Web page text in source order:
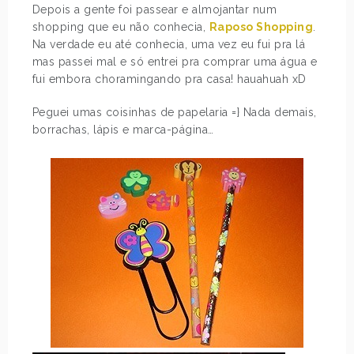
Depois a gente foi passear e almojantar num
shopping que eu não conhecia,
Raposo Shopping
Na verdade eu até conhecia, uma vez eu fui pra lá
mas passei mal e só entrei pra comprar uma água e
fui embora choramingando pra casa! hauahuah xD
Peguei umas coisinhas de papelaria =} Nada demais,
borrachas, lápis e marca-página…